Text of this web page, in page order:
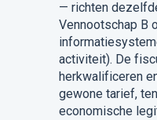
— richten
Vennootschap B
activiteit). De
herkwalificeren
gewone tarief,
economische